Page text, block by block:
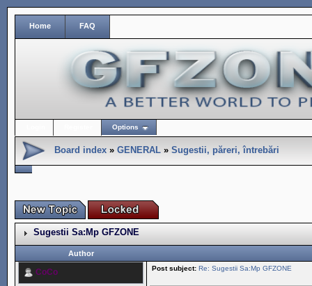
Home FAQ
Options
Board index » GENERAL » Sugestii, păreri, întrebări
Sugestii Sa:Mp GFZONE
Author
CoCo Post subject: Re: Sugestii Sa:Mp GFZONE